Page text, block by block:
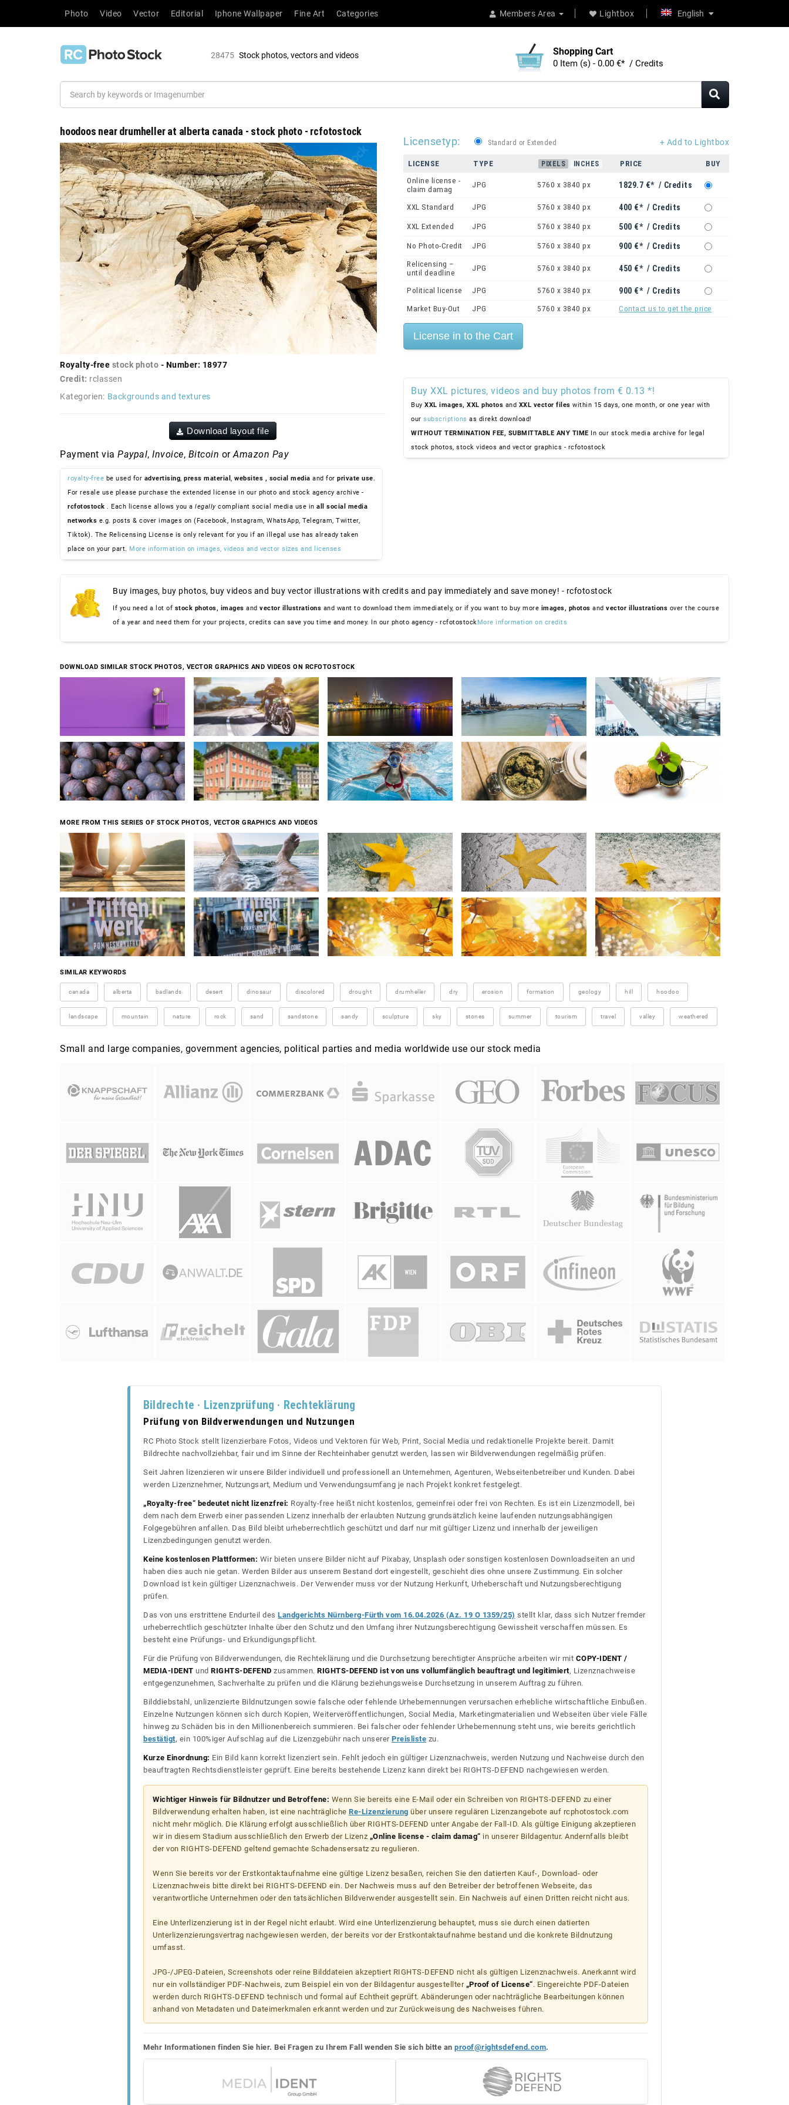
Members Area Lightbox English
Photo Video Vector Editorial Iphone Wallpaper Fine Art Categories
28475 Stock photos, vectors and videos Shopping Cart
0 Item (s) - 0.00 €* / Credits
hoodoos near drumheller at alberta canada - stock photo - rcfotostock
Royalty-free stock photo - Number: 18977
Credit: rclassen
Kategorien: Backgrounds and textures
Download layout file
Payment via Paypal, Invoice, Bitcoin or Amazon Pay
royalty-free be used for advertising, press material , websites , social media and for private use.
For resale use please purchase the extended license in our photo and stock agency archive -
rcfotostock . Each license allows you a legallycompliant social media use in all social media
networks e.g. posts & cover images on (Facebook, Instagram, WhatsApp, Telegram, Twitter,
Tiktok). The Relicensing License is only relevant for you if an illegal use has already taken
place on your part. More information on images, videos and vector sizes and licenses
+ Add to Lightbox
Licensetyp: Standard or Extended
LICENSE TYPE PIXELS INCHES PRICE
BUY
Online license -
claim damag
JPG 5760 x 3840 px 1829.7 €* / Credits
XXL Standard JPG 5760 x 3840 px 400 €* / Credits
XXL Extended JPG 5760 x 3840 px 500 €* / Credits
No Photo-Credit JPG 5760 x 3840 px 900 €* / Credits
Relicensing –
until deadline
JPG 5760 x 3840 px 450 €* / Credits
Political license JPG 5760 x 3840 px 900 €* / Credits
Market Buy-Out JPG 5760 x 3840 px Contact us to get the price
Buy XXL pictures, videos and buy photos from € 0.13 *!
Buy XXL images, XXL photos and XXL vector files within 15 days, one month, or one year with
our subscriptions as direkt download!
WITHOUT TERMINATION FEE, SUBMITTABLE ANY TIME In our stock media archive for legal
stock photos, stock videos and vector graphics - rcfotostock
Buy images, buy photos, buy videos and buy vector illustrations with credits and pay immediately and save money! - rcfotostock
If you need a lot of stock photos, images and vector illustrations and want to download them immediately, or if you want to buy more images, photos and vector illustrations over the course
of a year and need them for your projects, credits can save you time and money. In our photo agency - rcfotostockMore information on credits
DOWNLOAD SIMILAR STOCK PHOTOS, VECTOR GRAPHICS AND VIDEOS ON RCFOTOSTOCK
MORE FROM THIS SERIES OF STOCK PHOTOS, VECTOR GRAPHICS AND VIDEOS
SIMILAR KEYWORDS
canada alberta badlands desert dinosaur discolored drought drumheller dry erosion formation geology hill hoodoo
landscape mountain nature rock sand sandstone sandy sculpture sky stones summer tourism travel valley weathered
Small and large companies, government agencies, political parties and media worldwide use our stock media
Bildrechte · Lizenzprüfung · Rechteklärung
Prüfung von Bildverwendungen und Nutzungen
RC Photo Stock stellt lizenzierbare Fotos, Videos und Vektoren für Web, Print, Social Media und redaktionelle Projekte bereit. Damit
Bildrechte nachvollziehbar, fair und im Sinne der Rechteinhaber genutzt werden, lassen wir Bildverwendungen regelmäßig prüfen.
Seit Jahren lizenzieren wir unsere Bilder individuell und professionell an Unternehmen, Agenturen, Webseitenbetreiber und Kunden. Dabei
werden Lizenznehmer, Nutzungsart, Medium und Verwendungsumfang je nach Projekt konkret festgelegt.
„Royalty-free“ bedeutet nicht lizenzfrei: Royalty-free heißt nicht kostenlos, gemeinfrei oder frei von Rechten. Es ist ein Lizenzmodell, bei
dem nach dem Erwerb einer passenden Lizenz innerhalb der erlaubten Nutzung grundsätzlich keine laufenden nutzungsabhängigen
Folgegebühren anfallen. Das Bild bleibt urheberrechtlich geschützt und darf nur mit gültiger Lizenz und innerhalb der jeweiligen
Lizenzbedingungen genutzt werden.
Keine kostenlosen Plattformen: Wir bieten unsere Bilder nicht auf Pixabay, Unsplash oder sonstigen kostenlosen Downloadseiten an und
haben dies auch nie getan. Werden Bilder aus unserem Bestand dort eingestellt, geschieht dies ohne unsere Zustimmung. Ein solcher
Download ist kein gültiger Lizenznachweis. Der Verwender muss vor der Nutzung Herkunft, Urheberschaft und Nutzungsberechtigung
prüfen.
Das von uns erstrittene Endurteil des Landgerichts Nürnberg-Fürth vom 16.04.2026 (Az. 19 O 1359/25) stellt klar, dass sich Nutzer fremder
urheberrechtlich geschützter Inhalte über den Schutz und den Umfang ihrer Nutzungsberechtigung Gewissheit verschaffen müssen. Es
besteht eine Prüfungs- und Erkundigungspflicht.
Für die Prüfung von Bildverwendungen, die Rechteklärung und die Durchsetzung berechtigter Ansprüche arbeiten wir mit COPY-IDENT /
MEDIA-IDENT und RIGHTS-DEFEND zusammen. RIGHTS-DEFEND ist von uns vollumfänglich beauftragt und legitimiert, Lizenznachweise
entgegenzunehmen, Sachverhalte zu prüfen und die Klärung beziehungsweise Durchsetzung in unserem Auftrag zu führen.
Bilddiebstahl, unlizenzierte Bildnutzungen sowie falsche oder fehlende Urhebernennungen verursachen erhebliche wirtschaftliche Einbußen.
Einzelne Nutzungen können sich durch Kopien, Weiterveröffentlichungen, Social Media, Marketingmaterialien und Webseiten über viele Fälle
hinweg zu Schäden bis in den Millionenbereich summieren. Bei falscher oder fehlender Urhebernennung steht uns, wie bereits gerichtlich
bestätigt, ein 100%iger Aufschlag auf die Lizenzgebühr nach unserer Preisliste zu.
Kurze Einordnung: Ein Bild kann korrekt lizenziert sein. Fehlt jedoch ein gültiger Lizenznachweis, werden Nutzung und Nachweise durch den
beauftragten Rechtsdienstleister geprüft. Eine bereits bestehende Lizenz kann direkt bei RIGHTS-DEFEND nachgewiesen werden.
Wichtiger Hinweis für Bildnutzer und Betroffene: Wenn Sie bereits eine E-Mail oder ein Schreiben von RIGHTS-DEFEND zu einer
Bildverwendung erhalten haben, ist eine nachträgliche Re-Lizenzierung über unsere regulären Lizenzangebote auf rcphotostock.com
nicht mehr möglich. Die Klärung erfolgt ausschließlich über RIGHTS-DEFEND unter Angabe der Fall-ID. Als gültige Einigung akzeptieren
wir in diesem Stadium ausschließlich den Erwerb der Lizenz „Online license - claim damag“ in unserer Bildagentur. Andernfalls bleibt
der von RIGHTS-DEFEND geltend gemachte Schadensersatz zu regulieren.
Wenn Sie bereits vor der Erstkontaktaufnahme eine gültige Lizenz besaßen, reichen Sie den datierten Kauf-, Download- oder
Lizenznachweis bitte direkt bei RIGHTS-DEFEND ein. Der Nachweis muss auf den Betreiber der betroffenen Webseite, das
verantwortliche Unternehmen oder den tatsächlichen Bildverwender ausgestellt sein. Ein Nachweis auf einen Dritten reicht nicht aus.
Eine Unterlizenzierung ist in der Regel nicht erlaubt. Wird eine Unterlizenzierung behauptet, muss sie durch einen datierten
Unterlizenzierungsvertrag nachgewiesen werden, der bereits vor der Erstkontaktaufnahme bestand und die konkrete Bildnutzung
umfasst.
JPG-/JPEG-Dateien, Screenshots oder reine Bilddateien akzeptiert RIGHTS-DEFEND nicht als gültigen Lizenznachweis. Anerkannt wird
nur ein vollständiger PDF-Nachweis, zum Beispiel ein von der Bildagentur ausgestellter „Proof of License“. Eingereichte PDF-Dateien
werden durch RIGHTS-DEFEND technisch und formal auf Echtheit geprüft. Abänderungen oder nachträgliche Bearbeitungen können
anhand von Metadaten und Dateimerkmalen erkannt werden und zur Zurückweisung des Nachweises führen.
Mehr Informationen finden Sie hier. Bei Fragen zu Ihrem Fall wenden Sie sich bitte an proof@rightsdefend.com.